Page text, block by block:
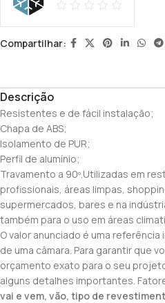
Compartilhar:
Descrição
Resistentes e de fácil instalação;
Chapa de ABS;
Isolamento de PUR;
Perfil de alumínio;
Travamento a 90º.Utilizadas em
profissionais, áreas limpas,
supermercados, bares e na
também para o uso em áreas
O valor anunciado é uma
de uma câmara. Para garantir que
orçamento exato para o seu
alguns detalhes importantes.
vai e vem, vão, tipo de